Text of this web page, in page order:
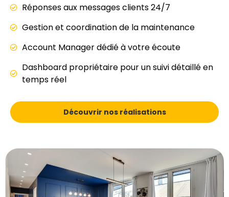
Réponses aux messages clients 24/7
Gestion et coordination de la maintenance
Account Manager dédié à votre écoute
Dashboard propriétaire pour un suivi détaillé en
temps réel
Découvrir nos réalisations